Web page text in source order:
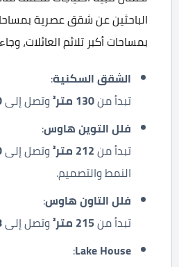
الباحثين عن شقق عصرية
بمساحات أكبر تلائم العائلات،
الشقق السكنية:
تبدأ من130 متر² وتصل إلى
فلل التوين هاوس:
تبدأ من212 متر² وتصل إلى
النمط والتصميم.
فلل التاون هاوس:
تبدأ من215 متر² وتصل إلى
Lake House
: